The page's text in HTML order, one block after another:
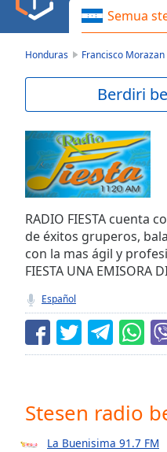
Backward
Skip
Current
Duration-:-
Loaded:
0.00%
Stream
TypeLIVE
Seek to
live,
currently
behind
Remaining
Time-
Semua
Honduras Francisco
Berdiri
RADIO FIESTA cuenta
de éxitos gruperos,
con la mas ágil y
FIESTA UNA EMISORA
Español
Stesen radio
La Buenisima 91.7 FM